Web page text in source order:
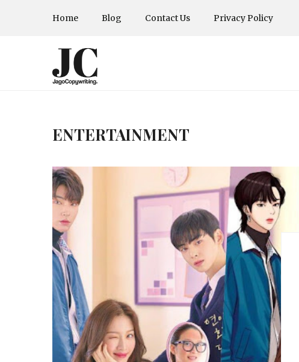
Home Blog Contact Us Privacy Policy
ENTERTAINMENT